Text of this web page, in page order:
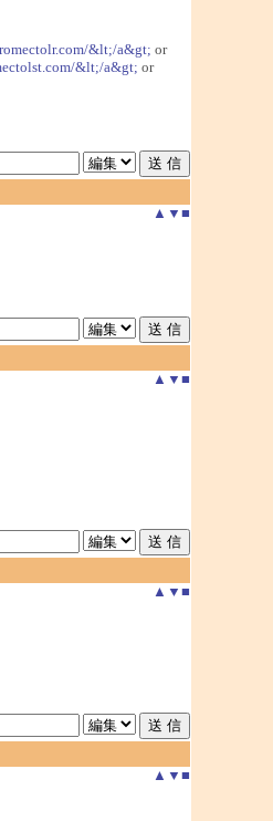
&lt;/a&gt; or
&lt;/a&gt; or
▲ ▼ ■
▲ ▼ ■
▲ ▼ ■
▲ ▼ ■